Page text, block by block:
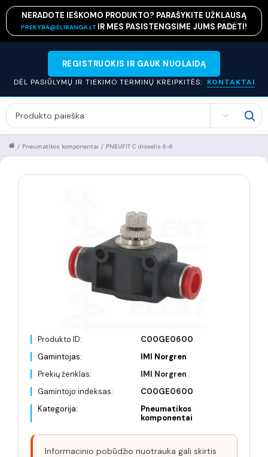
NERADOTE IEŠKOMO PRODUKTO? PARAŠYKITE UŽKLAUSĄ
PREKYBA@ELIRANGA.LT IR MES PASISTENGSIME JUMS PADĖTI!
REGISTRUOKIS IR GAUK NUOLAIDĄ
DĖL PASIŪLYMŲ IR TIEKIMO TERMINŲ KREIPKITĖS: KONTAKTAI
SEARCH
PNEUFIT C droselis 6-6
/
Pneumatikos komponentai
/
Produkto ID:
C00GE0600
Gamintojas:
IMI Norgren
Prekių ženklas:
IMI Norgren
Gamintojo indeksas:
C00GE0600
Kategorija:
Pneumatikos
komponentai
Informacinio pobūdžio nuotrauka gali skirtis